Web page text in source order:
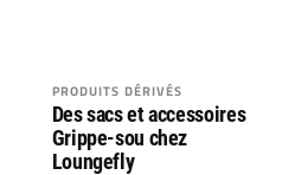
PRODUITS DÉRIVÉS
Des sacs et accessoires
Grippe-sou chez
Loungefly